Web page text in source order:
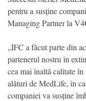
pentru a susține
Managing Partner la
„IFC a făcut parte din
partenerul nostru în
cea mai înaltă calitate
alături de MedLife, în
companiei va susține